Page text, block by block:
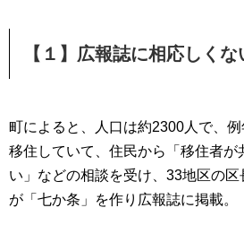
【１】広報誌に相応しくな
町によると、人口は約2300人で、
移住していて、住民から「移住者が
い」などの相談を受け、33地区の
が「七か条」を作り広報誌に掲載。